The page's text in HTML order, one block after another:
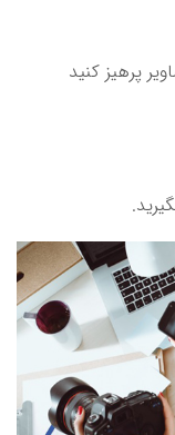
پرهیز کنید